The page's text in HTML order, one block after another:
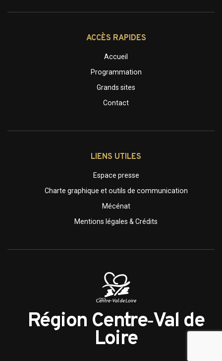
ACCÈS RAPIDES
Accueil
Programmation
Grands sites
Contact
LIENS UTILES
Espace presse
Charte graphique et outils de communication
Mécénat
Mentions légales & Crédits
Région Centre‑Val de
Loire